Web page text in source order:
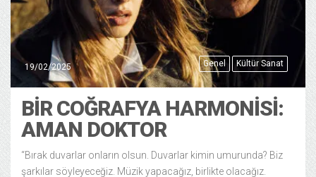
Genel Kültür Sanat
19/02/2025
BIR COĞRAFYA HARMONISI:
AMAN DOKTOR
“Bırak duvarlar onların olsun. Duvarlar kimin umurunda? Biz
şarkılar söyleyeceğiz. Müzik yapacağız, birlikte olacağız.